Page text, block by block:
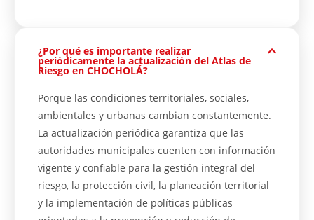
¿Por qué es importante realizar
periódicamente la actualización del Atlas de
Riesgo en CHOCHOLÁ?
Porque las condiciones territoriales, sociales,
ambientales y urbanas cambian constantemente.
La actualización periódica garantiza que las
autoridades municipales cuenten con información
vigente y confiable para la gestión integral del
riesgo, la protección civil, la planeación territorial
y la implementación de políticas públicas